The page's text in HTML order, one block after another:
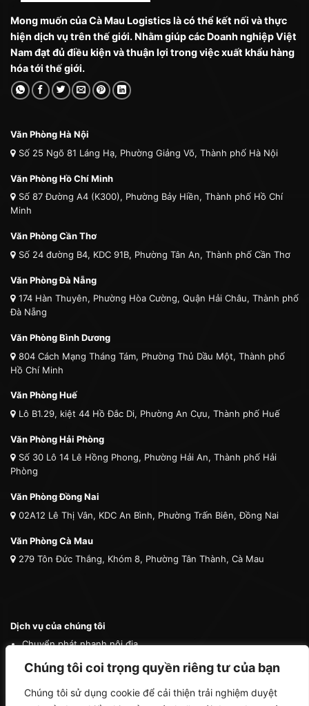
Chúng tôi coi trọng quyền riêng tư của bạn
Chúng tôi sử dụng cookie để cải thiện trải nghiệm duyệt
Mong muốn của Cà Mau Logistics là có thể kết nối và thực
hiện dịch vụ trên thế giới. Nhằm giúp các Doanh nghiệp Việt
Nam đạt đủ điều kiện và thuận lợi trong việc xuất khẩu hàng
hóa tới thế giới.
Văn Phòng Hà Nội
Số 25 Ngõ 81 Láng Hạ, Phường Giảng Võ, Thành phố Hà Nội
Văn Phòng Hồ Chí Minh
Số 87 Đường A4 (K300), Phường Bảy Hiền, Thành phố Hồ Chí
Minh
Văn Phòng Cần Thơ
Số 24 đường B4, KDC 91B, Phường Tân An, Thành phố Cần Thơ
Văn Phòng Đà Nẵng
174 Hàn Thuyên, Phường Hòa Cường, Quận Hải Châu, Thành phố
Đà Nẵng
Văn Phòng Bình Dương
804 Cách Mạng Tháng Tám, Phường Thủ Dầu Một, Thành phố
Hồ Chí Minh
Văn Phòng Huế
Lô B1.29, kiệt 44 Hồ Đắc Di, Phường An Cựu, Thành phố Huế
Văn Phòng Hải Phòng
Số 30 Lô 14 Lê Hồng Phong, Phường Hải An, Thành phố Hải
Phòng
Văn Phòng Đồng Nai
02A12 Lê Thị Vân, KDC An Bình, Phường Trấn Biên, Đồng Nai
Văn Phòng Cà Mau
279 Tôn Đức Thắng, Khóm 8, Phường Tân Thành, Cà Mau
Dịch vụ của chúng tôi
Chuyển phát nhanh nội địa
Chuyển phát nhanh quốc tế
Vận chuyển thú cưng